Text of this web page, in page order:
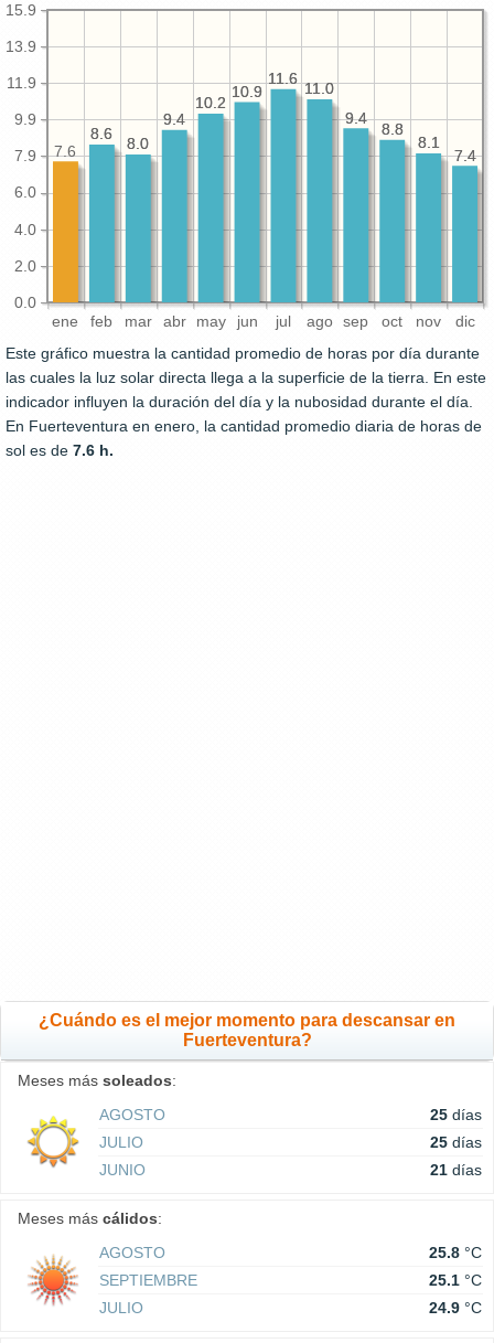
ene feb mar abr may jun jul ago sep oct nov dic
0.0
2.0
4.0
6.0
7.9
9.9
11.9
13.9
15.9
7.4
8.1
8.8
9.4
11.0
11.6
10.9
10.2
9.4
8.0
8.6
7.4
8.1
8.8
9.4
11.0
11.6
10.9
10.2
9.4
8.0
8.6
7.6
Este gráfico muestra la cantidad promedio de horas por día durante
las cuales la luz solar directa llega a la superficie de la tierra. En este
indicador influyen la duración del día y la nubosidad durante el día.
En Fuerteventura en enero, la cantidad promedio diaria de horas de
sol es de 7.6 h.
¿Cuándo es el mejor momento para descansar en
Fuerteventura?
Meses más soleados:
AGOSTO
25 días
JULIO
25 días
JUNIO
21 días
Meses más cálidos:
AGOSTO
25.8 °C
SEPTIEMBRE
25.1 °C
JULIO
24.9 °C